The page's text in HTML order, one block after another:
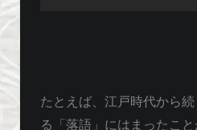
たとえば、江戸時代から
る「落語」にはまったこ